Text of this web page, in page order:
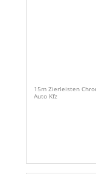
15m Zierleisten
Auto Kfz